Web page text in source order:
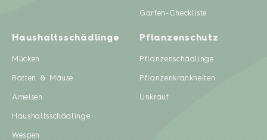
Garten-Checkliste
Haushaltsschädlinge
Mücken
Ratten & Mäuse
Ameisen
Haushaltsschädlinge
Wespen
Pflanzenschutz
Pflanzenschädlinge
Pflanzenkrankheiten
Unkraut